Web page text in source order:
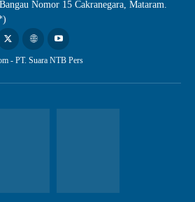
Nomor 15 Cakranegara, Mataram.
- PT. Suara NTB Pers